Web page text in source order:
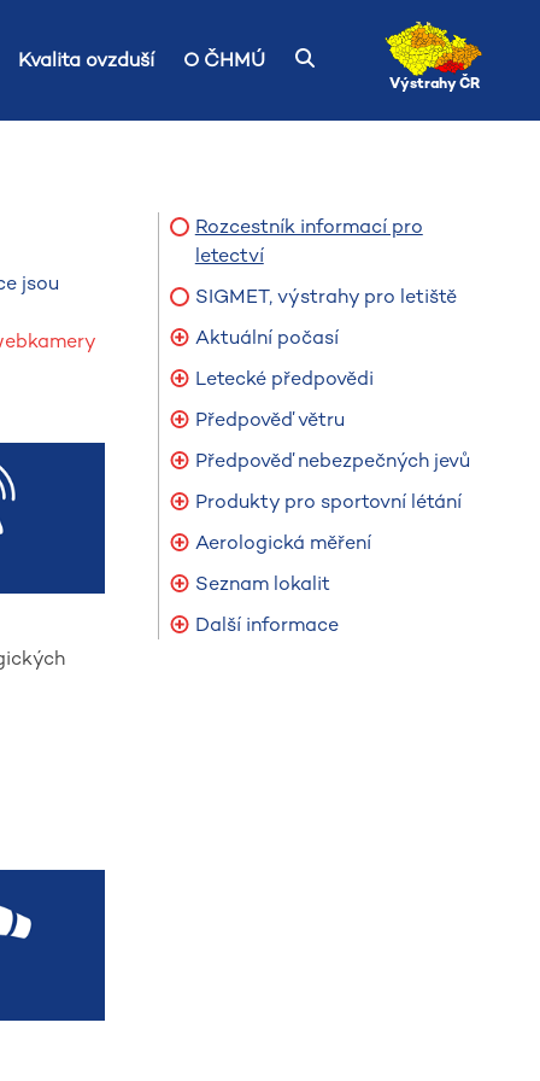
Kvalita ovzduší O ČHMÚ
Výstrahy ČR
jsou
Rozcestník informací pro
letectví
SIGMET, výstrahy pro letiště
Aktuální počasí
Letecké předpovědi
Předpověď větru
Předpověď nebezpečných jevů
Produkty pro sportovní létání
Aerologická měření
Seznam lokalit
Další informace